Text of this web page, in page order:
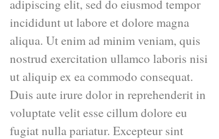
adipiscing elit, sed do eiusmod tempor
incididunt ut labore et dolore magna
aliqua. Ut enim ad minim veniam, quis
nostrud exercitation ullamco laboris nisi
ut aliquip ex ea commodo consequat.
Duis aute irure dolor in reprehenderit in
voluptate velit esse cillum dolore eu
fugiat nulla pariatur. Excepteur sint